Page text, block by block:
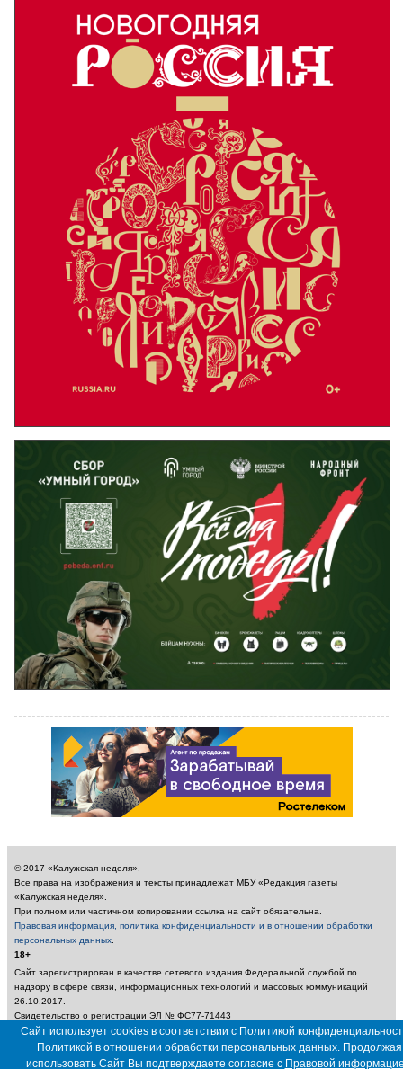
© 2017 «Калужская неделя».
Все права на изображения и тексты принадлежат МБУ «Редакция газеты
«Калужская неделя».
При полном или частичном копировании ссылка на сайт обязательна.
Правовая информация, политика конфиденциальности и в отношении обработки
персональных данных
18+
Сайт зарегистрирован в качестве сетевого издания Федеральной службой по
надзору в сфере связи, информационных технологий и массовых коммуникаций
26.10.2017.
Свидетельство о регистрации ЭЛ № ФС77-71443
Учредитель: Муниципальное бюджетное учреждение «Редакция газеты «Калужская
неделя»
Главный редактор: Амбарцумян А. Ю. / Электронный адрес редакции:
Сайт использует cookies в соответствии с Политикой
Политикой в отношении обработки персональных данных. Продолжая
использовать Сайт Вы подтверждаете согласие с Правовой